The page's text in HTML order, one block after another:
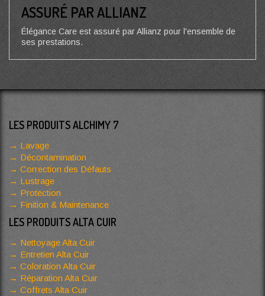
ASSURÉ PAR ALLIANZ
Élégance Care est assuré par Allianz pour l'ensemble de
ses prestations.
LES PRODUITS ALCHIMY 7
Lavage
Décontamination
Correction des Défauts
Lustrage
Protection
Finition & Maintenance
LES PRODUITS ALTA CUIR
Nettoyage Alta Cuir
Entretien Alta Cuir
Coloration Alta Cuir
Réparation Alta Cuir
Coffrets Alta Cuir